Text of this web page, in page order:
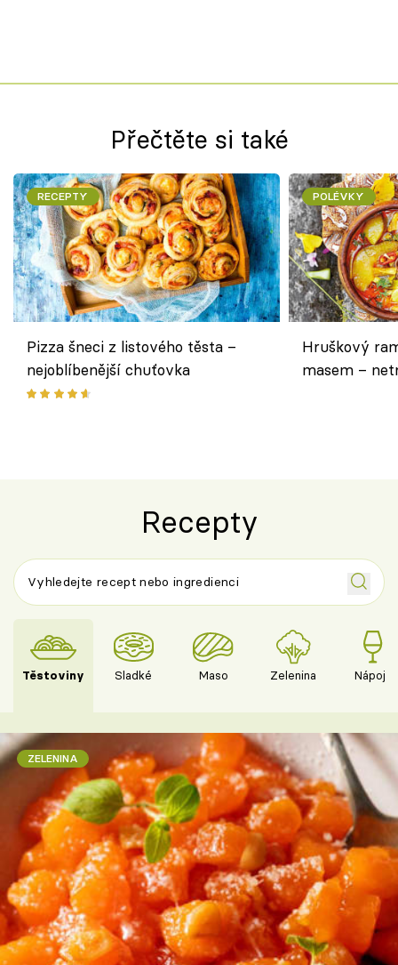
Přečtěte si také
RECEPTY
Pizza šneci z listového těsta –
nejoblíbenější chuťovka
POLÉVKY
Hruškový
masem –
Recepty
Těstoviny Sladké Maso Zelenina Nápoje
ZELENINA